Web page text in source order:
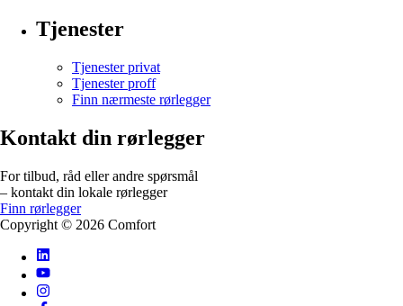
Tjenester
Tjenester privat
Tjenester proff
Finn nærmeste rørlegger
Kontakt din rørlegger
For tilbud, råd eller andre spørsmål
– kontakt din lokale rørlegger
Finn rørlegger
Copyright © 2026 Comfort